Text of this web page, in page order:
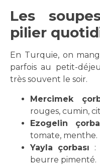
Les
pilier
En Turquie, on
parfois au petit-
très souvent le soir.
Mercimek
rouges, cumin,
Ezogelin
tomate, menthe.
Yayla çorbası :
beurre pimenté.